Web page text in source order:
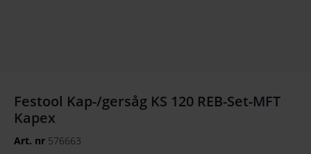
Festool Kap-/gersåg KS 120 REB-Set-MFT
Kapex
Art. nr 576663